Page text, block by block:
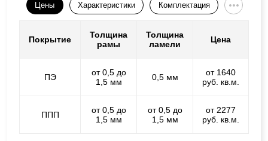
Цены Характеристики Комплектация
Покрытие
Толщина
рамы
Толщина
ламели
Цена
ПЭ
от 0,5 до
1,5 мм
0,5 мм
от 1640
руб. кв.м.
ППП
от 0,5 до
1,5 мм
от 0,5 до
1,5 мм
от 2277
руб. кв.м.